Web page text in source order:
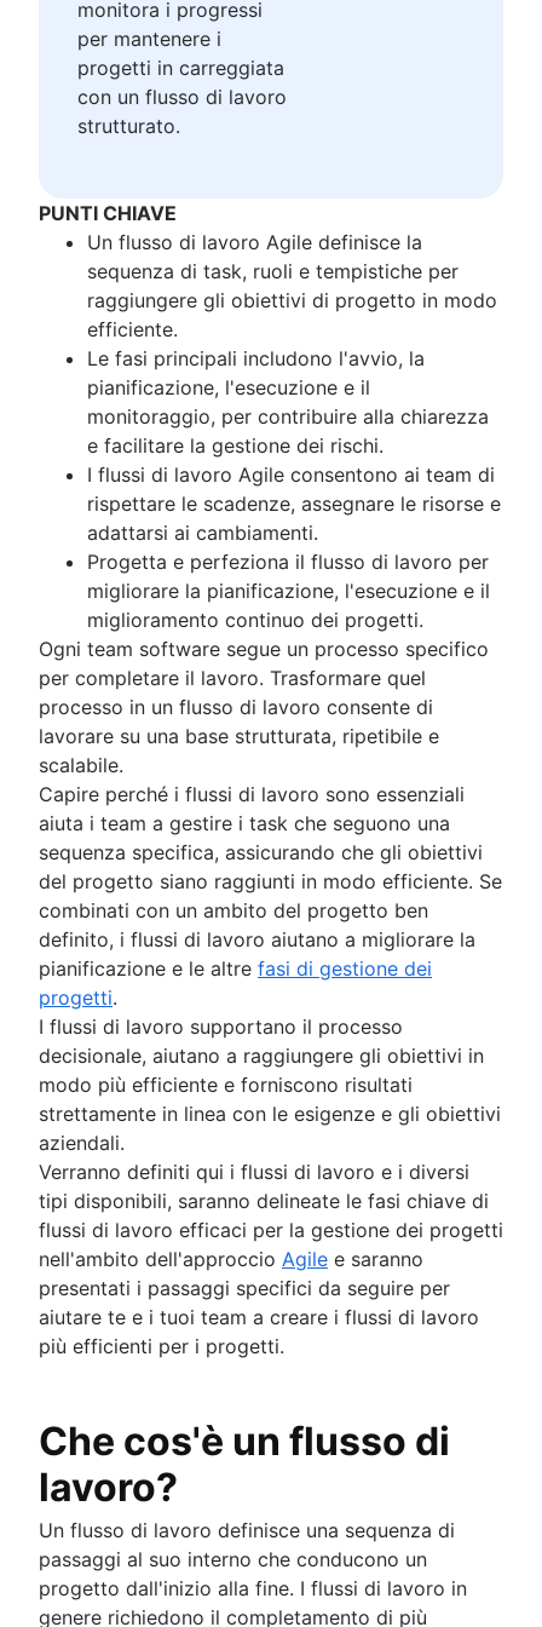
Grafico burn-up
Principi Kanban
Metriche Kanban
Program manager e project manager
Esempi di diagrammi di Gantt
Miglioramento dei processi Lean
Riunioni di raffinamento del backlog
Valori Scrum
Ambito del lavoro
Strumenti Scrum
Strumenti di gestione Agile dei progetti
Software di automazione dei flussi di lavoro
Modelli Agile
Tracker dei task
Automazione del flusso di lavoro
Report sullo stato del progetto
Grafico del flusso di lavoro
Roadmap di progetto
Programmazione di progetto
Software di monitoraggio dei ticket
Strumenti di roadmap per la gestione dei
Roadmap tecnologica
Software per la programmazione dei progetti
Strumenti di gestione del backlog
Gestione del flusso di lavoro
Esempi di flussi di lavoro
Come creare una roadmap di progetto
Strumenti di Pianificazione sprint
Demo dello sprint
Software per la creazione di timeline dei
Automazione dei task
Backlog di prodotto e backlog dello sprint a
confronto
Strumenti di gestione dei flussi di lavoro
Dipendenze del progetto
Dashboard per la gestione dei task
Cadenza dello sprint
Fast tracking
Point
Gestione dei progetti e gestione dei prodotti a
confronto
Gestione delle scadenze
Capacità di gestione dei progetti
Gestione del carico di lavoro
Software gratuito per la gestione dei progetti
Project management AI agents
What is a PMO?
Adaptive project management
Gestione del prodotto
Che cos'è la gestione dei prodotti?
Gestione dei flussi di valore
monitora i progressi
per mantenere i
progetti in carreggiata
con un flusso di lavoro
strutturato.
PUNTI CHIAVE
Un flusso di lavoro Agile definisce la
sequenza di task, ruoli e tempistiche per
raggiungere gli obiettivi di progetto in modo
efficiente.
Le fasi principali includono l'avvio, la
pianificazione, l'esecuzione e il
monitoraggio, per contribuire alla chiarezza
e facilitare la gestione dei rischi.
I flussi di lavoro Agile consentono ai team di
rispettare le scadenze, assegnare le risorse e
adattarsi ai cambiamenti.
Progetta e perfeziona il flusso di lavoro per
migliorare la pianificazione, l'esecuzione e il
miglioramento continuo dei progetti.
Ogni team software segue un processo specifico
per completare il lavoro. Trasformare quel
processo in un flusso di lavoro consente di
lavorare su una base strutturata, ripetibile e
scalabile.
Capire perché i flussi di lavoro sono essenziali
aiuta i team a gestire i task che seguono una
sequenza specifica, assicurando che gli obiettivi
del progetto siano raggiunti in modo efficiente. Se
combinati con un ambito del progetto ben
definito, i flussi di lavoro aiutano a migliorare la
pianificazione e le altre fasi di gestione dei
progetti.
I flussi di lavoro supportano il processo
decisionale, aiutano a raggiungere gli obiettivi in
modo più efficiente e forniscono risultati
strettamente in linea con le esigenze e gli obiettivi
aziendali.
Verranno definiti qui i flussi di lavoro e i diversi
tipi disponibili, saranno delineate le fasi chiave di
flussi di lavoro efficaci per la gestione dei progetti
nell'ambito dell'approccio Agile e saranno
presentati i passaggi specifici da seguire per
aiutare te e i tuoi team a creare i flussi di lavoro
più efficienti per i progetti.
Che cos'è un flusso di
lavoro?
Un flusso di lavoro definisce una sequenza di
passaggi al suo interno che conducono un
progetto dall'inizio alla fine. I flussi di lavoro in
genere richiedono il completamento di più